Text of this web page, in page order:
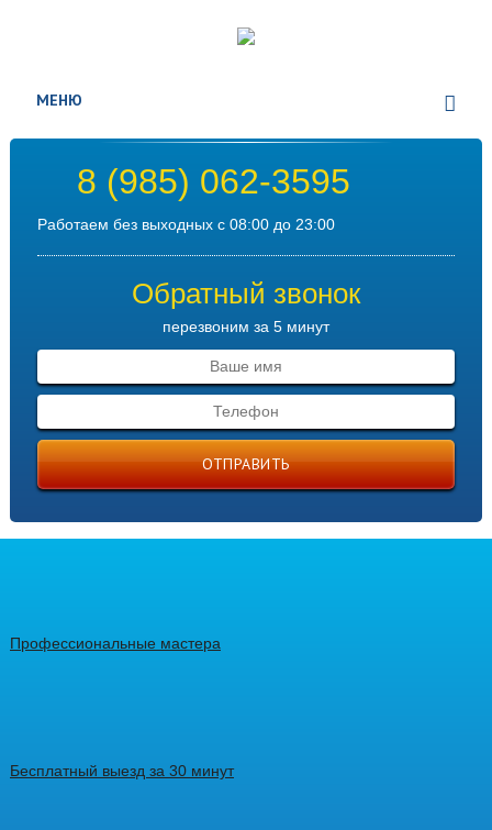
МЕНЮ
8 (985) 062-3595
Работаем без выходных с 08:00 до 23:00
Обратный звонок
перезвоним за 5 минут
ОТПРАВИТЬ
Профессиональные мастера
Бесплатный выезд за 30 минут